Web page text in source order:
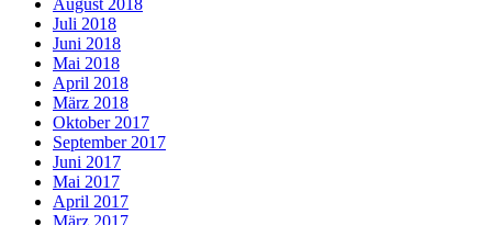
August 2018
Juli 2018
Juni 2018
Mai 2018
April 2018
März 2018
Oktober 2017
September 2017
Juni 2017
Mai 2017
April 2017